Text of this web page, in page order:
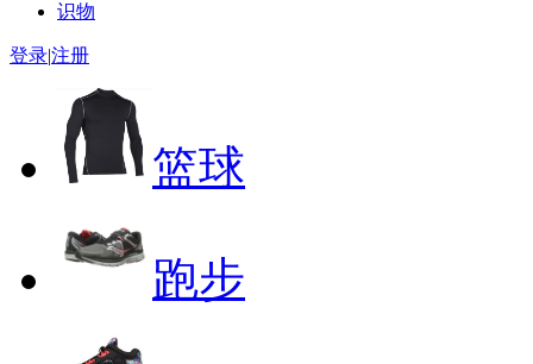
识物
登录|注册
篮球
跑步